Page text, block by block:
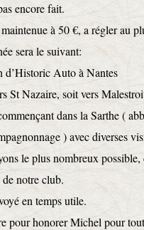
encore fait.
à 50 €, a régler au
sera le suivant:
d’Historic Auto à Nantes
St Nazaire, soit vers
dans la Sarthe (
) avec diverses
le plus nombreux possible,
notre club.
en temps utile.
pour honorer Michel pour